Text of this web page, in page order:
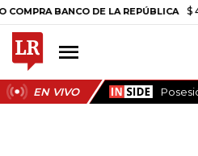
DE LA REPÚBLICA $
EN VIVO